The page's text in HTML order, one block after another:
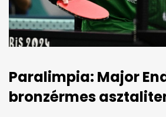
Paralimpia: Major
bronzérmes